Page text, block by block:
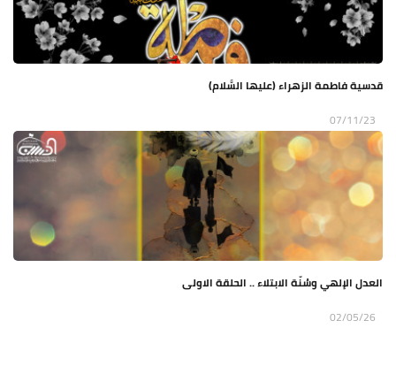
قدسية فاطمة الزهراء (عليها السَّلام)
07/11/23
العدل الإلهي وسُنّة الابتلاء .. الحلقة الاولى
02/05/26